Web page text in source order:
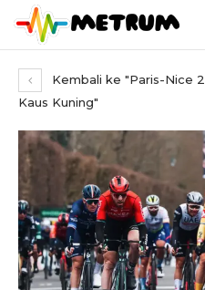
Kembali ke "Paris-Nice
Kaus Kuning"